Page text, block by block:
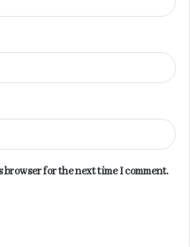
browser for the next time I comment.